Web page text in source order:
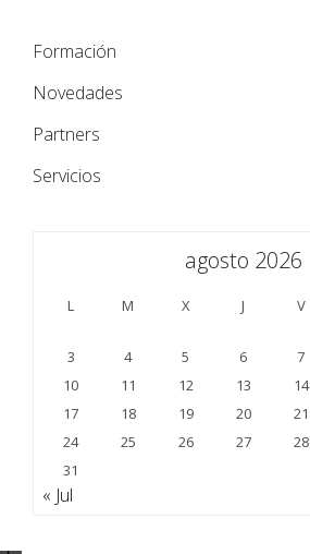
Formación
Novedades
Partners
Servicios
agosto 2026
L M X J V
3
4 5 6 7
10
11 12 13 14
17
18 19 20 21
24
25 26 27 28
31
« Jul